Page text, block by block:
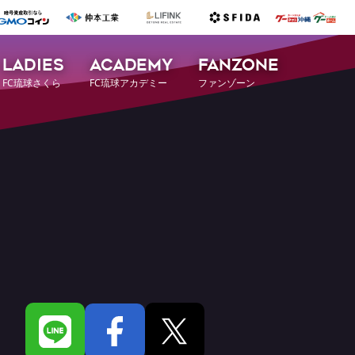
LADIES
FC琉球さくら
ACADEMY
FC琉球アカデミー
FANZONE
ファンゾーン